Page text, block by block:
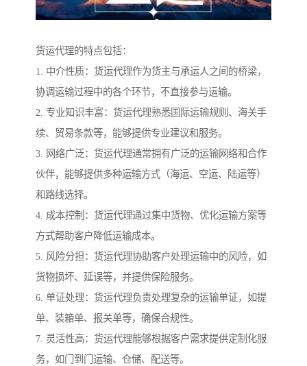
货运代理的特点包括：
1. 中介性质：货运代理作为货主与承运人之间的桥梁，
协调运输过程中的各个环节，不直接参与运输。
2. 专业知识丰富：货运代理熟悉国际运输规则、海关手
续、贸易条款等，能够提供专业建议和服务。
3. 网络广泛：货运代理通常拥有广泛的运输网络和合作
伙伴，能够提供多种运输方式（海运、空运、陆运等）
和路线选择。
4. 成本控制：货运代理通过集中货物、优化运输方案等
方式帮助客户降低运输成本。
5. 风险分担：货运代理协助客户处理运输中的风险，如
货物损坏、延误等，并提供保险服务。
6. 单证处理：货运代理负责处理复杂的运输单证，如提
单、装箱单、报关单等，确保合规性。
7. 灵活性高：货运代理能够根据客户需求提供定制化服
务，如门到门运输、仓储、配送等。